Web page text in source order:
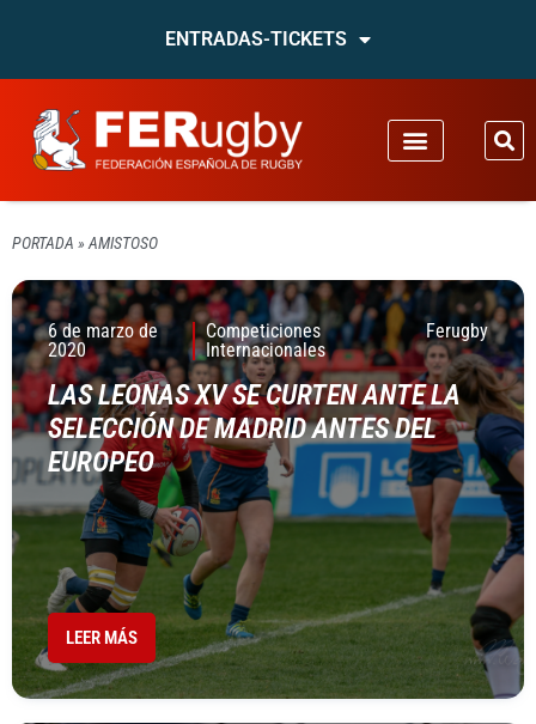
ENTRADAS-TICKETS
PORTADA » AMISTOSO
6 de marzo de
2020
Competiciones
Internacionales
Ferugby
LAS LEONAS XV SE CURTEN ANTE LA
SELECCIÓN DE MADRID ANTES DEL
EUROPEO
LEER MÁS